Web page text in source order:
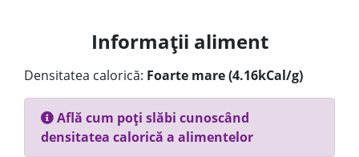
Informații aliment
Densitatea calorică: Foarte mare (4.16kCal/g)
Află cum poți slăbi cunoscând
densitatea calorică a alimentelor